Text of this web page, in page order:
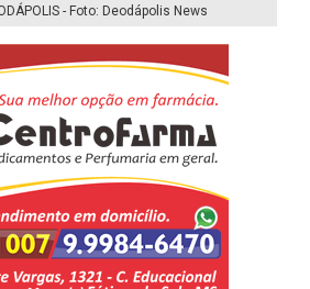
- Foto: Deodápolis News